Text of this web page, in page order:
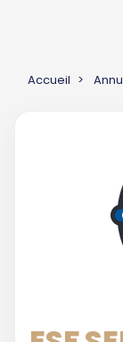
Accueil